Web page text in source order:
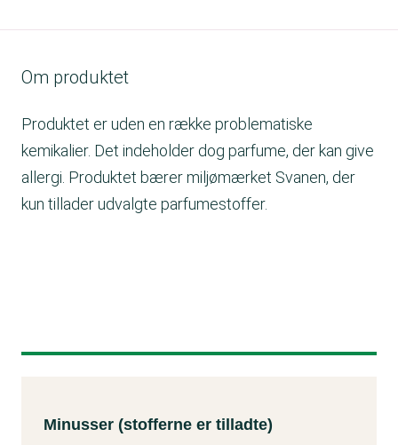
Om produktet
Produktet er uden en række problematiske
kemikalier. Det indeholder dog parfume, der kan give
allergi. Produktet bærer miljømærket Svanen, der
kun tillader udvalgte parfumestoffer.
Minusser (stofferne er tilladte)